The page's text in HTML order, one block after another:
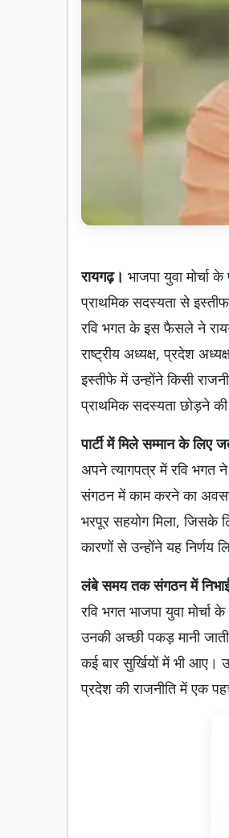
रायगढ़। भाजपा युवा मोर्चा
प्राथमिक सदस्यता से
रवि भगत के इस फैसले ने
राष्ट्रीय अध्यक्ष, प्रदेश
इस्तीफे में उन्होंने किसी
प्राथमिक सदस्यता छोड़ने
पार्टी में मिले सम्मान के लिए
अपने त्यागपत्र में रवि भगत
संगठन में काम करने का
भरपूर सहयोग मिला, जिसके
कारणों से उन्होंने यह निर्णय
लंबे समय तक संगठन में
रवि भगत भाजपा युवा
उनकी अच्छी पकड़ मानी
कई बार सुर्खियों में भी आए।
प्रदेश की राजनीति में एक